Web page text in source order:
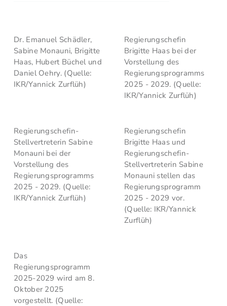
Dr. Emanuel Schädler,
Sabine Monauni, Brigitte
Haas, Hubert Büchel und
Daniel Oehry. (Quelle:
IKR/Yannick Zurflüh)
Regierungschefin
Brigitte Haas bei der
Vorstellung des
Regierungsprogramms
2025 - 2029. (Quelle:
IKR/Yannick Zurflüh)
Regierungschefin-
Stellvertreterin Sabine
Monauni bei der
Vorstellung des
Regierungsprogramms
2025 - 2029. (Quelle:
IKR/Yannick Zurflüh)
Regierungschefin
Brigitte Haas und
Regierungschefin-
Stellvertreterin Sabine
Monauni stellen das
Regierungsprogramm
2025 - 2029 vor.
(Quelle: IKR/Yannick
Zurflüh)
Das
Regierungsprogramm
2025-2029 wird am 8.
Oktober 2025
vorgestellt. (Quelle: